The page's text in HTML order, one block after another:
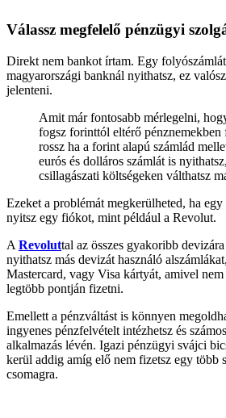
Válassz megfelelő pénzügyi
Direkt nem bankot írtam. Egy
magyarországi banknál nyithatsz, ez
jelenteni.
Amit már fontosabb mérlegelni,
fogsz forinttól eltérő pénznemekben
rossz ha a forint alapú számlád
eurós és dolláros számlát is
csillagászati költségeken válthatsz
Ezeket a problémát megkerülheted, ha
nyitsz egy fiókot, mint például a Revolut.
A Revoluttal az összes gyakoribb
nyithatsz más devizát használó
Mastercard, vagy Visa kártyát, amivel
legtöbb pontján fizetni.
Emellett a pénzváltást is könnyen
ingyenes pénzfelvételt intézhetsz és
alkalmazás lévén. Igazi pénzügyi svájci
kerül addig amíg elő nem fizetsz egy több
csomagra.